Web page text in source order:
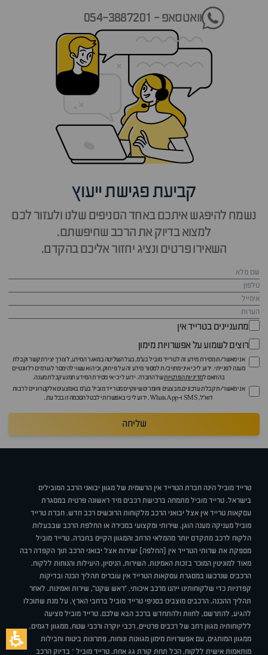
וואטסאפ - 054-3887201
קביעת פגישת ייעוץ
נשמח להיפגש איתכם באחד הסניפים שלנו ולעזור לכם
למצוא בדיוק את הרכב שחיפשתם.
השאירו פרטים ונציג יחזור אליכם בהקדם.
מתעניינים בטרייד אין
רוצים לשמוע על אפשרויות מימון
אני מאשר/ת מסירת מידע זה לטרייד מוביל בע"מ, בעל השליטה במאגר המידע, לצורך יצירת קשר וקבלת
מענה לפנייתי. ידוע לי כי איני מחויב/ת למסור מידע זה על פי חוק, וכי הוא עשוי להימסר לגורמים רלוונטיים
בהתאם למדיניות הפרטיותשל החברה. ידוע לי כי אי מסירת המידע תמנע קבלת מענה.
אני מאשר/ת קבלת עדכונים, מבצעים וחומרים שיווקיים מטרייד מוביל בע"מ באמצעים אלקטרוניים לרבות
דוא״ל, SMS ו-WhatsApp. ידוע לי כי באפשרותי לבטל הסכמה זו בכל עת.
שליחה
טרייד מוביל הינה חברת הטרייד אין הרשמית של מגוון יבואני הרכב המובילים
בישראל. טרייד מוביל מתמחה ברכישת רכבים מיד ראשונה פרטית במסגרת
עסקאות טרייד אין אצל יבואני הרכב מלקוחות הרוכשים רכב חדש. חברת טרייד
מוביל מעניקה מענה הוגן, שירותי ומקצועי במכירה או החלפת הרכב שבבעלות
הלקוח לרכב מתקדם יותר מהמלאי הרחב והמגוון הקיים בחברה. טרייד מוביל
מספקת את שרותי הטרייד אין (החלפה) ישירות אצל יבואני הרכב תוך הקפדה רבה
מאוד למוניטין המוכר בזכות האמינות, השירות, הניסיון, היעילות והנוחות ללקוח.
הרכבים שנרכשו במסגרת עסקאות הטרייד אין עוברים תהליך הכנה ובדיקות
קפדניות כדי שלקוחותינו ייהנו מרכב איכותי, "ראש שקט", שירות ואמינות. לאחר
תהליך ההכנה, הרכבים מוצבים בסניפי טרייד מוביל ברחבי הארץ, על מנת שתוכלו
להגיע, להתרשם, לחוות ולהתחדש ברכב הבא שלכם. טרייד מוביל מציעה
ללקוחותיה מגוון רחב של רכבים פרטיים, רכבי יוקרה ורכבי שטח, ממגוון דגמים,
ממגוון המותגים, עם אפשרויות מימון מגוונות ונוחות, פתרונות ביטוח וחבילות
מותאמות אישית ללקוח, הכל תחת קורת גג אחת. טרייד מוביל – בדיוק הרכב